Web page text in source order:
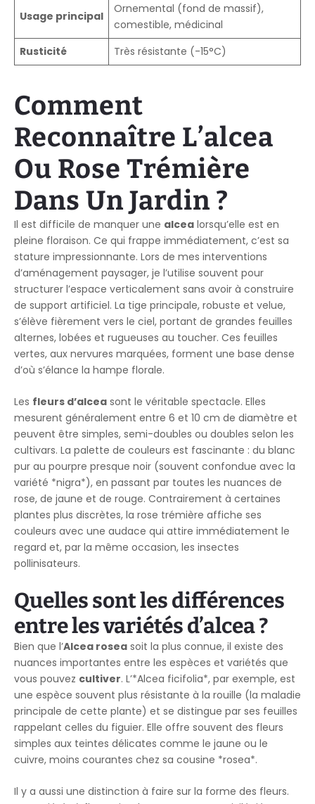
Usage principal
Ornemental (fond de massif),
comestible, médicinal
Rusticité
Très résistante (-15°C)
Comment
Reconnaître L’alcea
Ou Rose Trémière
Dans Un Jardin ?
Il est difficile de manquer une alcea lorsqu’elle est en
pleine floraison. Ce qui frappe immédiatement, c’est sa
stature impressionnante. Lors de mes interventions
d’aménagement paysager, je l’utilise souvent pour
structurer l’espace verticalement sans avoir à construire
de support artificiel. La tige principale, robuste et velue,
s’élève fièrement vers le ciel, portant de grandes feuilles
alternes, lobées et rugueuses au toucher. Ces feuilles
vertes, aux nervures marquées, forment une base dense
d’où s’élance la hampe florale.
Les fleurs d’alcea sont le véritable spectacle. Elles
mesurent généralement entre 6 et 10 cm de diamètre et
peuvent être simples, semi-doubles ou doubles selon les
cultivars. La palette de couleurs est fascinante : du blanc
pur au pourpre presque noir (souvent confondue avec la
variété *nigra*), en passant par toutes les nuances de
rose, de jaune et de rouge. Contrairement à certaines
plantes plus discrètes, la rose trémière affiche ses
couleurs avec une audace qui attire immédiatement le
regard et, par la même occasion, les insectes
pollinisateurs.
Quelles sont les différences
entre les variétés d’alcea ?
Bien que l’Alcea rosea soit la plus connue, il existe des
nuances importantes entre les espèces et variétés que
vous pouvez cultiver. L’*Alcea ficifolia*, par exemple, est
une espèce souvent plus résistante à la rouille (la maladie
principale de cette plante) et se distingue par ses feuilles
rappelant celles du figuier. Elle offre souvent des fleurs
simples aux teintes délicates comme le jaune ou le
cuivre, moins courantes chez sa cousine *rosea*.
Il y a aussi une distinction à faire sur la forme des fleurs.